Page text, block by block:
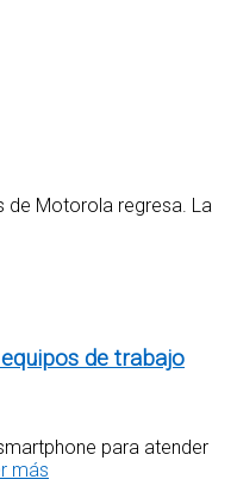
de Motorola regresa. La
de trabajo
para atender
más